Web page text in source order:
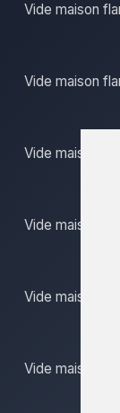
Vide maison
Vide maison
Vide maison
Vide maison
Vide maison
Vide maison